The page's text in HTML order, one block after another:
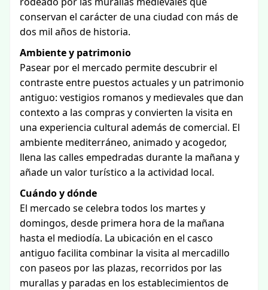
conservan el carácter de una ciudad con más de
dos mil años de historia.
Ambiente y patrimonio
Pasear por el mercado permite descubrir el
contraste entre puestos actuales y un patrimonio
antiguo: vestigios romanos y medievales que dan
contexto a las compras y convierten la visita en
una experiencia cultural además de comercial. El
ambiente mediterráneo, animado y acogedor,
llena las calles empedradas durante la mañana y
añade un valor turístico a la actividad local.
Cuándo y dónde
El mercado se celebra todos los martes y
domingos, desde primera hora de la mañana
hasta el mediodía. La ubicación en el casco
antiguo facilita combinar la visita al mercadillo
con paseos por las plazas, recorridos por las
murallas y paradas en los establecimientos de